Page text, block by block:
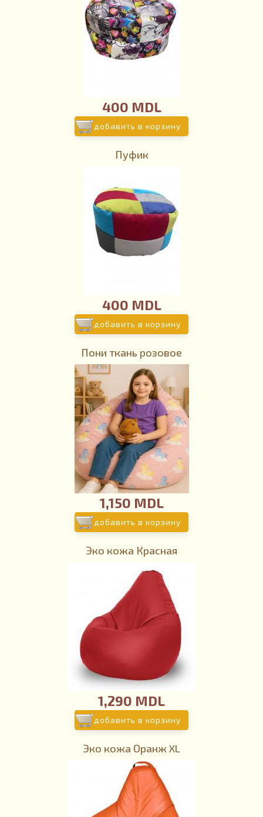
400 MDL
добавить в корзину
Пуфик
400 MDL
добавить в корзину
Пони ткань розовое
1,150 MDL
добавить в корзину
Эко кожа Красная
1,290 MDL
добавить в корзину
Эко кожа Оранж XL